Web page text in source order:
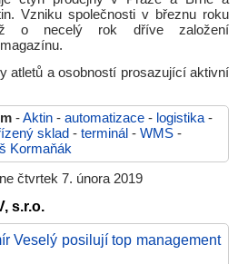
Vzniku společnosti v březnu roku
o necelý rok dříve založení
atletů a osobností prosazující aktivní
-Aktin - automatizace - logistika -
sklad - terminál - WMS -
Kormaňák
čtvrtek 7. února 2019
s.r.o.
Veselý posilují top management